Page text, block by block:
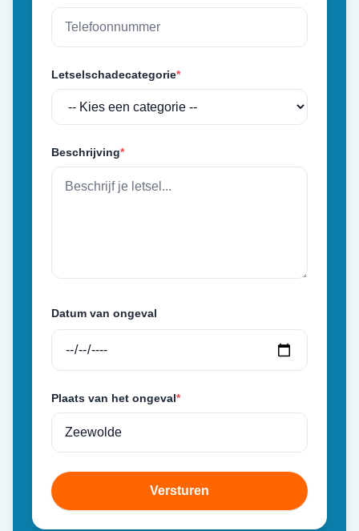
Letselschadecategorie*
Beschrijving*
Datum van ongeval
Plaats van het ongeval*
Versturen